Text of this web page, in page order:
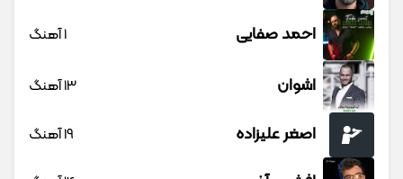
احمد صفایی 1 آهنگ
اشوان 13 آهنگ
اصغر علیزاده 19 آهنگ